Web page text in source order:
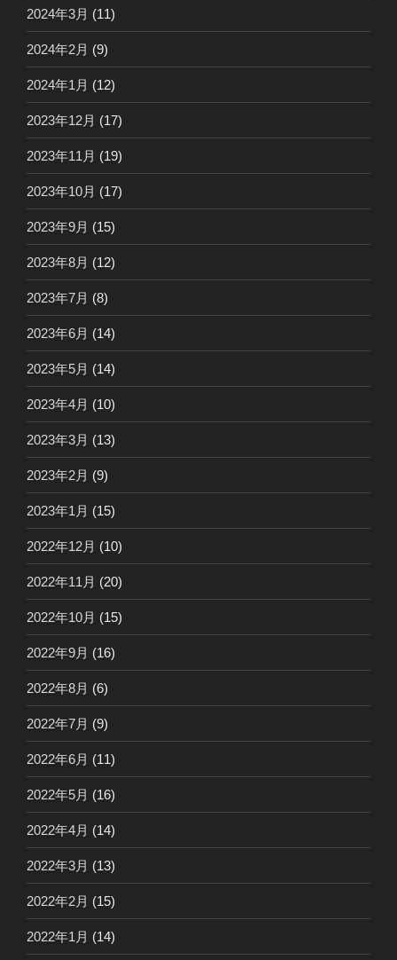
2024年3月 (11)
2024年2月 (9)
2024年1月 (12)
2023年12月 (17)
2023年11月 (19)
2023年10月 (17)
2023年9月 (15)
2023年8月 (12)
2023年7月 (8)
2023年6月 (14)
2023年5月 (14)
2023年4月 (10)
2023年3月 (13)
2023年2月 (9)
2023年1月 (15)
2022年12月 (10)
2022年11月 (20)
2022年10月 (15)
2022年9月 (16)
2022年8月 (6)
2022年7月 (9)
2022年6月 (11)
2022年5月 (16)
2022年4月 (14)
2022年3月 (13)
2022年2月 (15)
2022年1月 (14)